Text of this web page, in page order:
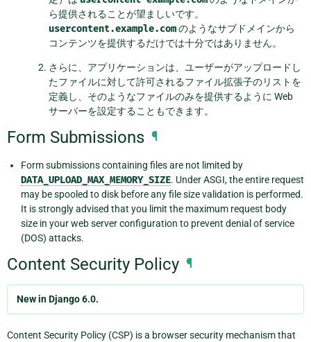
ら提供されることが望ましいです。
usercontent.example.comのようなサブドメインから
コンテンツを提供するだけでは十分ではありません。
さらに、アプリケーションは、ユーザーがアップロードし
たファイルに対して許可されるファイル拡張子のリストを
定義し、そのようなファイルのみを提供するように Web
サーバーを設定することもできます。
Form Submissions ¶
Form submissions containing files are not limited by
DATA_UPLOAD_MAX_MEMORY_SIZE. Under ASGI, the entire request
may be spooled to disk before any file size validation is performed.
It is strongly advised that you limit the maximum request body
size in your web server configuration to prevent denial of service
(DOS) attacks.
Content Security Policy ¶
New in Django 6.0.
Content Security Policy (CSP) is a browser security mechanism that